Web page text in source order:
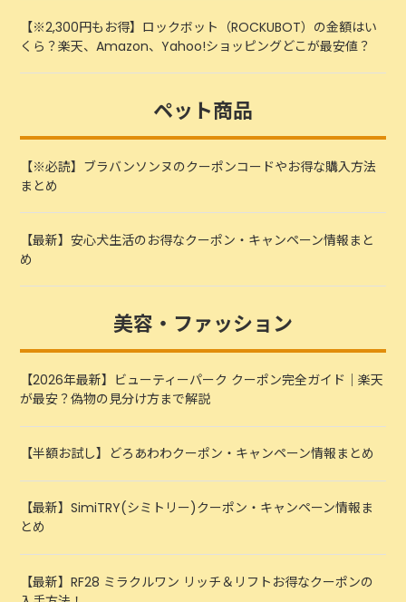
【※2,300円もお得】ロックボット（ROCKUBOT）の金額はい
くら？楽天、Amazon、Yahoo!ショッピングどこが最安値？
ペット商品
【※必読】ブラバンソンヌのクーポンコードやお得な購入方法
まとめ
【最新】安心犬生活のお得なクーポン・キャンペーン情報まと
め
美容・ファッション
【2026年最新】ビューティーパーク クーポン完全ガイド｜楽天
が最安？偽物の見分け方まで解説
【半額お試し】どろあわわクーポン・キャンペーン情報まとめ
【最新】SimiTRY(シミトリー)クーポン・キャンペーン情報ま
とめ
【最新】RF28 ミラクルワン リッチ＆リフトお得なクーポンの